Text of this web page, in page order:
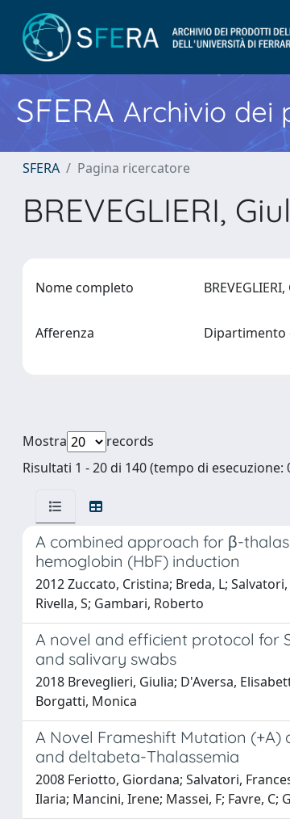
SFERA Archivio dei
SFERA Pagina ricercatore
BREVEGLIERI,
Nome completo
Afferenza Dipartimento
Mostra
records
Risultati 1 - 20 di 140 (tempo di esecuzione:
A combined approach for β-
hemoglobin (HbF) induction
2012 Zuccato, Cristina; Breda, L;
Rivella, S; Gambari, Roberto
A novel and efficient protocol for
and salivary swabs
2018 Breveglieri, Giulia; D'Aversa,
Borgatti, Monica
A Novel Frameshift Mutation (+A)
and deltabeta-Thalassemia
2008 Feriotto, Giordana; Salvatori,
Ilaria; Mancini, Irene; Massei, F; Favre, C;